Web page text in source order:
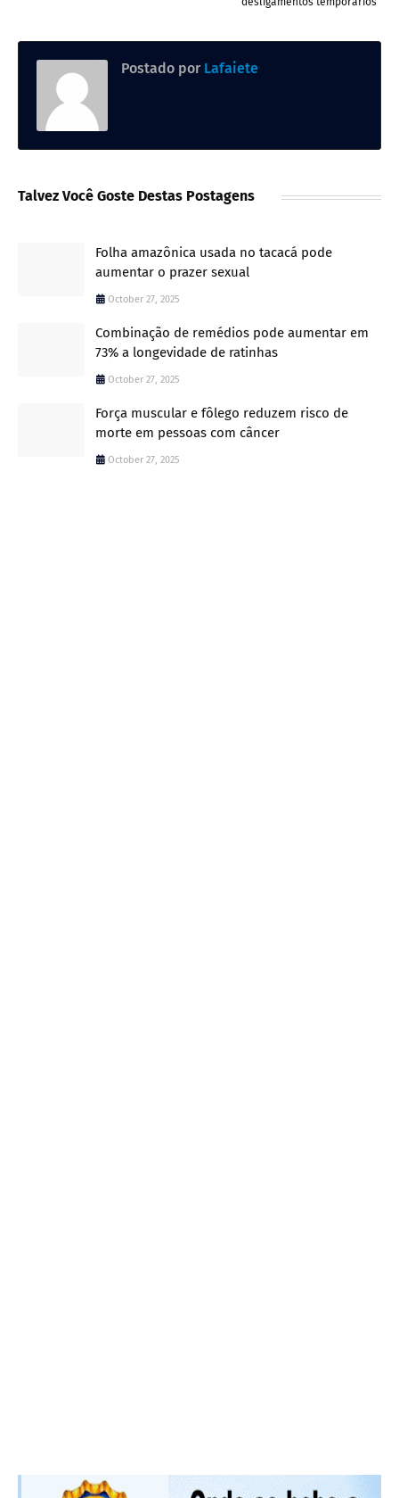
Postado por Lafaiete
Talvez Você Goste Destas Postagens
Folha amazônica usada no tacacá pode
aumentar o prazer sexual
October 27, 2025
Combinação de remédios pode aumentar em
73% a longevidade de ratinhas
October 27, 2025
Força muscular e fôlego reduzem risco de
morte em pessoas com câncer
October 27, 2025